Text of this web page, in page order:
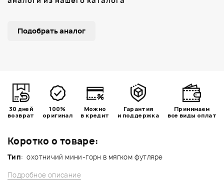
Коротко о товаре:
Тип: охотничий мини-горн в мягком футляре
Подробное описание
Подобрать аналог
30 дней
возврат
100%
оригинал
Можно
в кредит
Гарантия
и поддержка
Принимаем
все виды оплат